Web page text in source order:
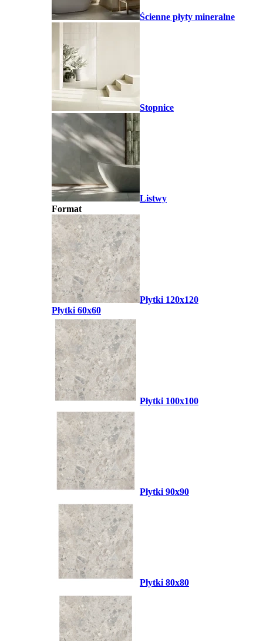
Ścienne płyty mineralne
Stopnice
Listwy
Format
Płytki 120x120
Płytki 60x60
Płytki 100x100
Płytki 90x90
Płytki 80x80